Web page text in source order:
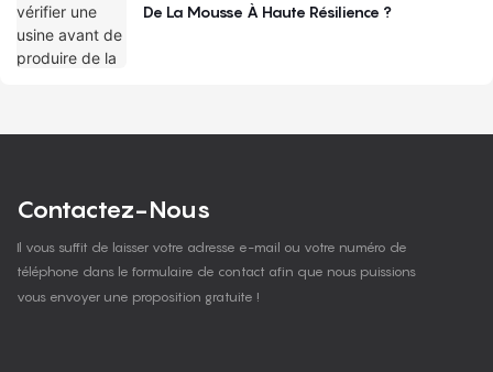
De La Mousse À Haute Résilience ?
Contactez-Nous
Il vous suffit de laisser votre adresse e-mail ou votre numéro de
téléphone dans le formulaire de contact afin que nous puissions
vous envoyer une proposition gratuite !